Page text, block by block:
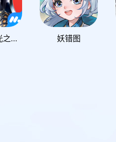
奥特曼：光之战士 妖错图